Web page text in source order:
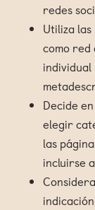
redes
Utiliza
como
individual
Decide
elegir
las
incluirse